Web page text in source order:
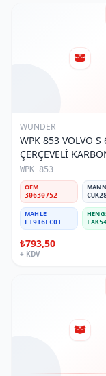
WUNDER
WPK 853 VOLVO S
ÇERÇEVELİ KARBONLU
30630752 Polen
WPK 853
OEM
30630752
MANN
MAHLE
E1916LC01
₺793,50
+ KDV